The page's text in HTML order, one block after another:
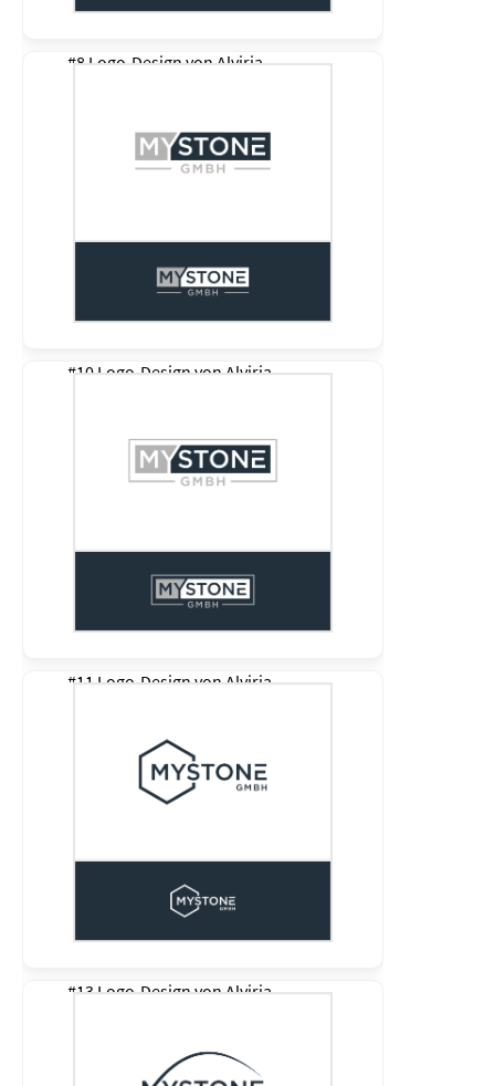
#8 Logo-Design vonAlviria
#10 Logo-Design vonAlviria
#11 Logo-Design vonAlviria
#13 Logo-Design vonAlviria